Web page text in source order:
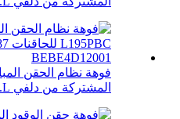
فوهة نظام الحقن
المشتركة من دلفي L...